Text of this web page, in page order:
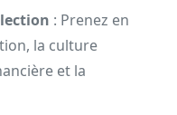
: Prenez en
la culture
et la